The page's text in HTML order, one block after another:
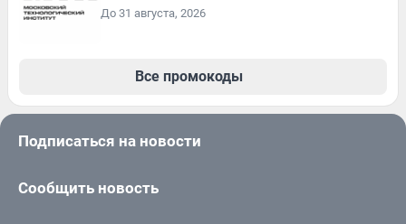
До 31 августа, 2026
Все промокоды
Подписаться на новости
Сообщить новость